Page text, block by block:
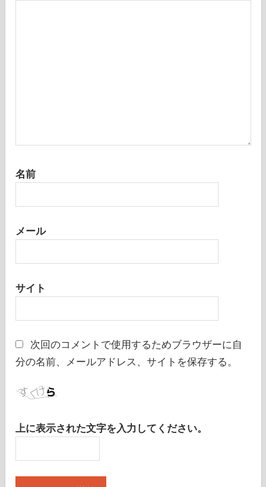
名前
メール
サイト
次回のコメントで使用するためブラウザーに自
分の名前、メールアドレス、サイトを保存する。
上に表示された文字を入力してください。